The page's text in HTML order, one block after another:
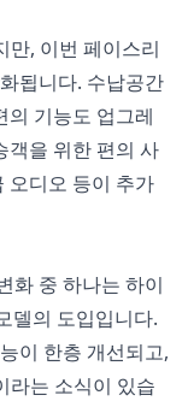
만, 이번 페이스리
됩니다. 수납공간
의 기능도 업그레
객을 위한 편의 사
오디오 등이 추가
화 중 하나는 하이
델의 도입입니다.
이 한층 개선되고,
라는 소식이 있습